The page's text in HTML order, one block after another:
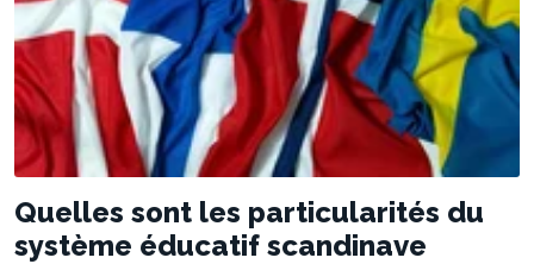
Quelles sont les particularités du
système éducatif scandinave